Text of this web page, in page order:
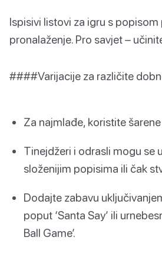
Ispisivi listovi za igru s
pronalaženje. Pro savjet –
####Varijacije za različite
Za najmlađe, koristite
Tinejdžeri i odrasli mogu se
složenijim popisima ili čak
Dodajte zabavu
poput ‘Santa Say’ ili
Ball Game’.